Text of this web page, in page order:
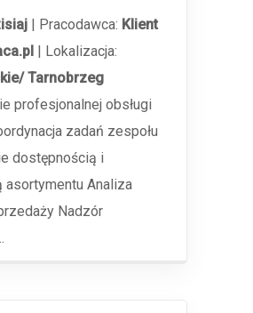
| Pracodawca: Klient
| Lokalizacja:
Tarnobrzeg
profesjonalnej obsługi
zadań zespołu
dostępnością i
asortymentu Analiza
Nadzór